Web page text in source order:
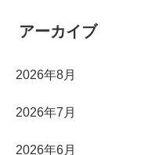
アーカイブ
2026年8月
2026年7月
2026年6月